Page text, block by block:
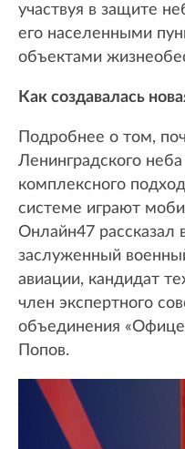
участвуя в защите
его населенными
объектами
Как создавалась
Подробнее о том,
Ленинградского
комплексного
системе играют
Онлайн47 рассказал
заслуженный
авиации, кандидат
член экспертного
объединения
Попов.